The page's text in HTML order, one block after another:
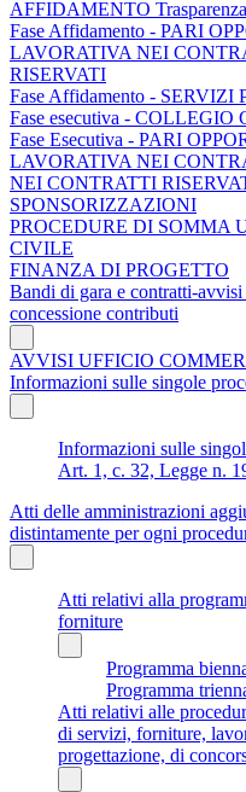
AFFIDAMENTO
Fase Affidamento - PARI
LAVORATIVA NEI
RISERVATI
Fase Affidamento -
Fase esecutiva -
Fase Esecutiva - PARI
LAVORATIVA NEI
NEI CONTRATTI
SPONSORIZZAZIONI
PROCEDURE DI SOMMA
CIVILE
FINANZA DI PROGETTO
Bandi di gara e contratti-
concessione contributi
AVVISI UFFICIO
Informazioni sulle singole
Informazioni sulle
Art. 1, c. 32, Legge n.
Atti delle amministrazioni
distintamente per ogni
Atti relativi alla
forniture
Programma
Programma
Atti relativi alle
di servizi, forniture,
progettazione, di